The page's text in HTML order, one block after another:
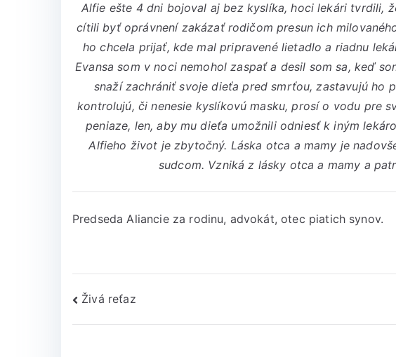
Alfie ešte 4 dni bojoval aj bez kyslíka, hoci lekári tvrdili,
cítili byť oprávnení zakázať rodičom presun ich
ho chcela prijať, kde mal pripravené lietadlo a riadnu
Evansa som v noci nemohol zaspať a desil som sa, keď
snaží zachrániť svoje dieťa pred smrťou, zastavujú ho
kontrolujú, či nenesie kyslíkovú masku, prosí o vodu pre
peniaze, len, aby mu dieťa umožnili odniesť k iným
Alfieho život je zbytočný. Láska otca a mamy je
sudcom. Vzniká z lásky otca a mamy a
Predseda Aliancie za rodinu, advokát, otec piatich synov.
Živá reťaz